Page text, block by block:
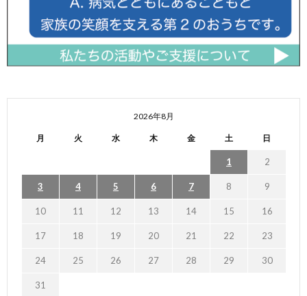
2026年8月
月 火 水 木 金 土 日
1 2
3 4 5 6 7 8 9
10 11 12 13 14 15 16
17 18 19 20 21 22 23
24 25 26 27 28 29 30
31